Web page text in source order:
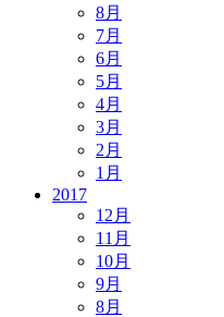
8月
7月
6月
5月
4月
3月
2月
1月
2017
12月
11月
10月
9月
8月